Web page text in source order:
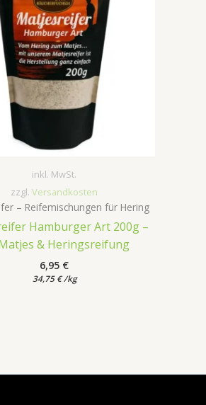
inkl. MwSt.
zzgl. Versandkosten
– Reifemischungen für Hering
Hamburger Art 200g –
& Heringsreifung
6,95 €
34,75 € /kg